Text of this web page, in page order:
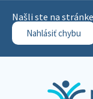
Našli ste na
Nahlásiť chybu